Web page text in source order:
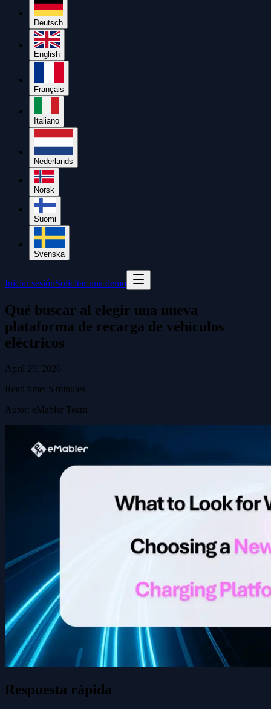
Deutsch
English
Français
Italiano
Nederlands
Norsk
Suomi
Svenska
Iniciar sesiónSolicitar una demo
Qué buscar al elegir una nueva
plataforma de recarga de vehículos
eléctricos
April 29, 2026
Read time: 5 minutes
Autor: eMabler Team
Respuesta rápida